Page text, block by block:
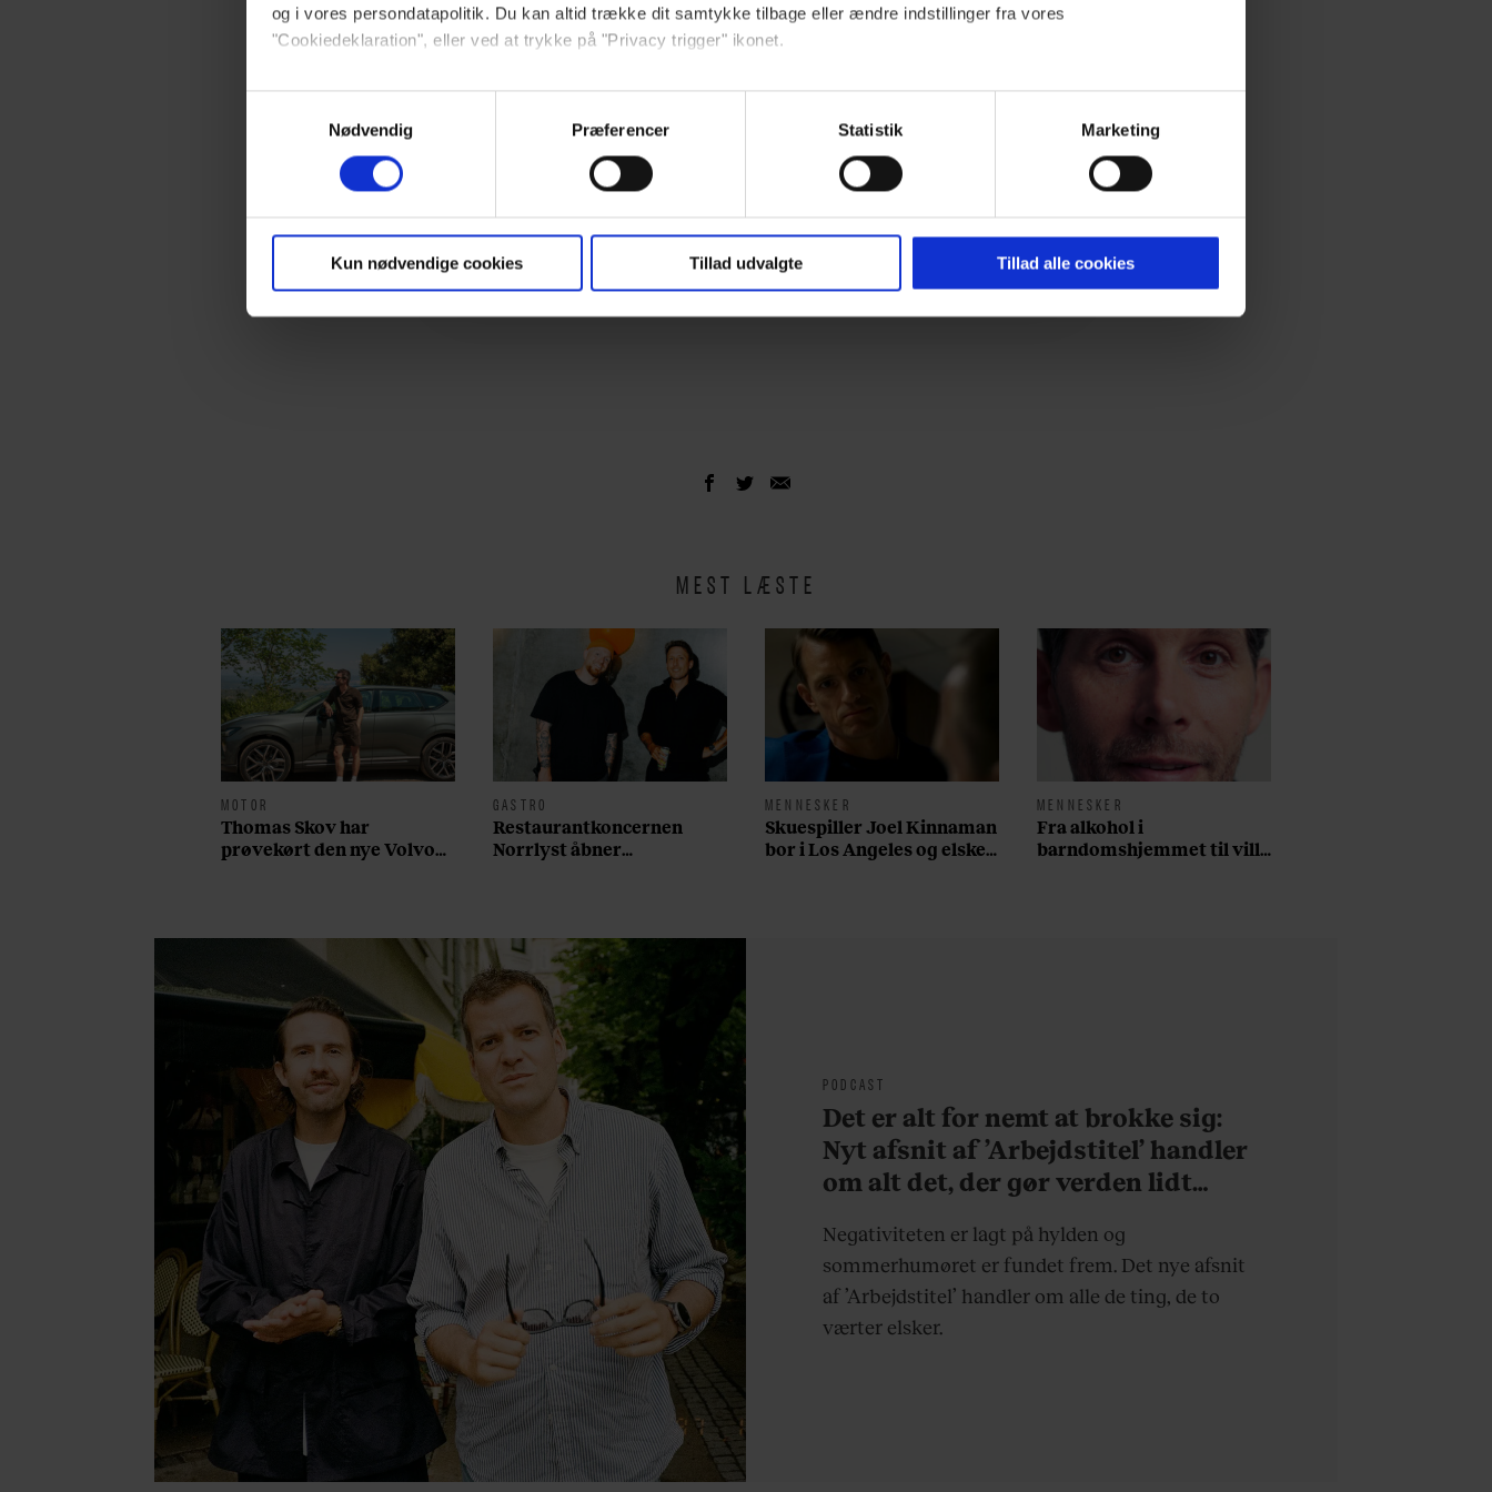
og i vores persondatapolitik. Du kan altid trække dit samtykke tilbage eller ændre indstillinger fra vores
"Cookiedeklaration", eller ved at trykke på "Privacy trigger" ikonet.
Dine valg anvendes på hele websitet.
Vi ønsker dit samtykke til at indsamle og bruge data for at kunne levere og finansiere relevant journalistisk indhold til dig.
markedsføring, så vi kan optimere vores reklametiltag på sociale medier og til at vise dig funktioner i forbindelse med
Nødvendig
Præferencer Statistik Marketing
Kun nødvendige cookies Tillad udvalgte Tillad alle cookies
MEST LÆSTE
MOTOR
Thomas Skov har
prøvekørt den nye Volvo
GASTRO
Restaurantkoncernen
Norrlyst åbner
MENNESKER
Skuespiller Joel Kinnaman
bor i Los Angeles og elsker
MENNESKER
Fra alkohol i
barndomshjemmet til villa
PODCAST
Det er alt for nemt at brokke sig:
Nyt afsnit af ’Arbejdstitel’ handler
om alt det, der gør verden lidt
Negativiteten er lagt på hylden og
sommerhumøret er fundet frem. Det nye afsnit
af ’Arbejdstitel’ handler om alle de ting, de to
værter elsker.